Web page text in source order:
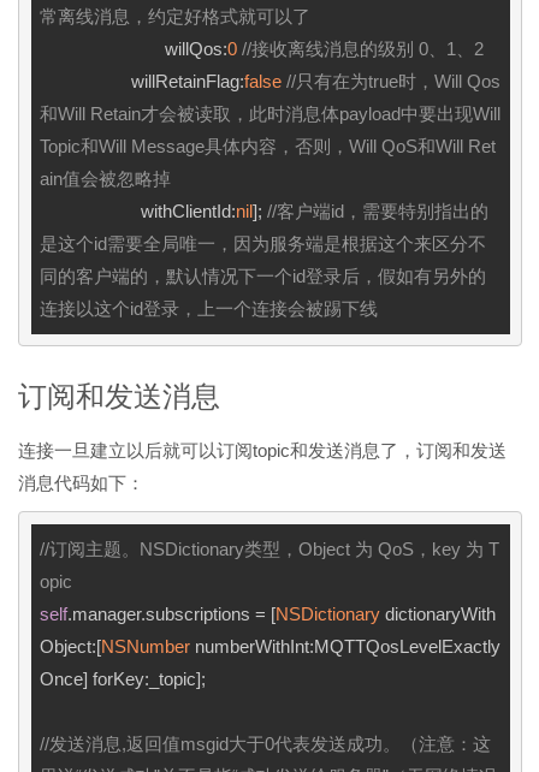
常离线消息，约定好格式就可以了
                          willQos:
0 //接收离线消息的级别 0、1、2
                   willRetainFlag:
false //只有在为true时，Will Qos
和Will Retain才会被读取，此时消息体payload中要出现Will
Topic和Will Message具体内容，否则，Will QoS和Will Ret
ain值会被忽略掉
                     withClientId:
nil]; //客户端id，需要特别指出的
是这个id需要全局唯一，因为服务端是根据这个来区分不
同的客户端的，默认情况下一个id登录后，假如有另外的
连接以这个id登录，上一个连接会被踢下线
订阅和发送消息
连接一旦建立以后就可以订阅topic和发送消息了，订阅和发送
消息代码如下：
//订阅主题。NSDictionary类型，Object 为 QoS，key 为 T
opic
self.manager.subscriptions = [NSDictionary dictionaryWith
Object:[NSNumber numberWithInt:MQTTQosLevelExactly
Once] forKey:_topic];
//发送消息,返回值msgid大于0代表发送成功。（注意：这